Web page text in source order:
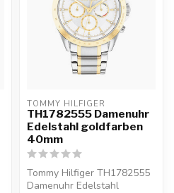
TOMMY HILFIGER
TH1782555 Damenuhr
Edelstahl goldfarben
40mm
Tommy Hilfiger TH1782555
Damenuhr Edelstahl